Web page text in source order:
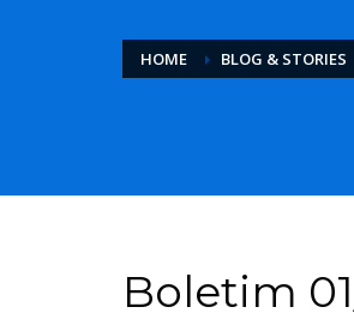
HOME BLOG & STORIES
Boletim